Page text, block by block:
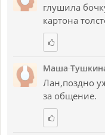
глушила
картона
Маша
Лан,поздно
за общение.